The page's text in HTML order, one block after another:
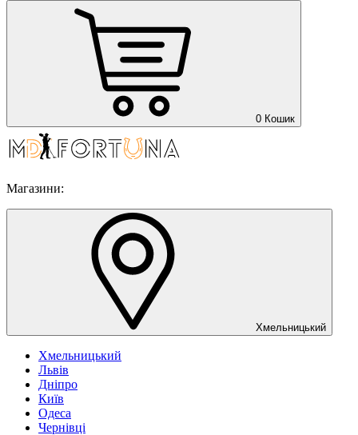
0 Кошик
Магазини:
Хмельницький
Хмельницький
Львів
Дніпро
Київ
Одеса
Чернівці